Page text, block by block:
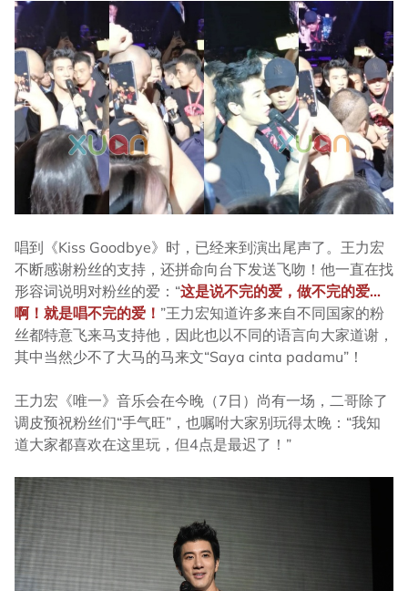
唱到《Kiss Goodbye》时，已经来到演出尾声了。王力宏
不断感谢粉丝的支持，还拼命向台下发送飞吻！他一直在找
形容词说明对粉丝的爱：“这是说不完的爱，做不完的爱...
啊！就是唱不完的爱！ ”王力宏知道许多来自不同国家的粉
丝都特意飞来马支持他，因此也以不同的语言向大家道谢，
其中当然少不了大马的马来文“Saya cinta padamu”！
王力宏《唯一》音乐会在今晚（7日）尚有一场，二哥除了
调皮预祝粉丝们“手气旺”，也嘱咐大家别玩得太晚：“我知
道大家都喜欢在这里玩，但4点是最迟了！”